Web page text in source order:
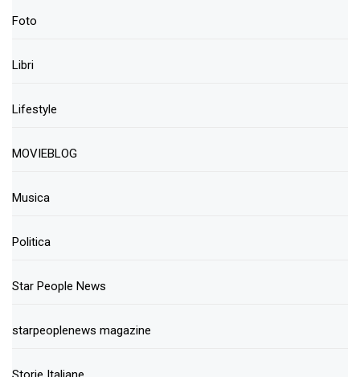
Foto
Libri
Lifestyle
MOVIEBLOG
Musica
Politica
Star People News
starpeoplenews magazine